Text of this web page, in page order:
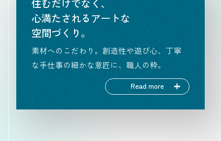
住むだけでなく、
心満たされるアートな
空間づくり。
素材へのこだわり。創造性や遊び心、丁寧
な手仕事の細かな意匠に、職人の粋。
Read more